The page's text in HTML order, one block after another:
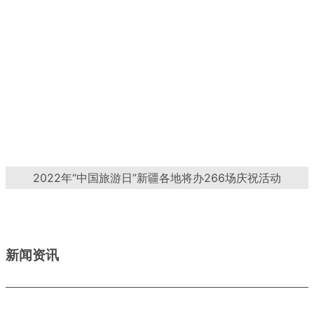
2022年“中国旅游日”新疆各地将办266场庆祝活动
新闻资讯